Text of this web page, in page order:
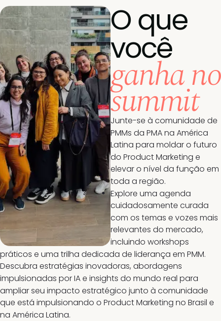
O que
você
ganha no
summit
Junte-se à comunidade de
PMMs da PMA na América
Latina para moldar o futuro
do Product Marketing e
elevar o nível da função em
toda a região.
Explore uma agenda
cuidadosamente curada
com os temas e vozes mais
relevantes do mercado,
incluindo workshops
práticos e uma trilha dedicada de liderança em PMM.
Descubra estratégias inovadoras, abordagens
impulsionadas por IA e insights do mundo real para
ampliar seu impacto estratégico junto à comunidade
que está impulsionando o Product Marketing no Brasil e
na América Latina.